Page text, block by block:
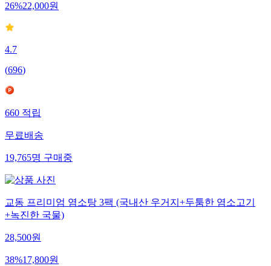
26%22,000원
4.7
(696)
660 적립
무료배송
19,765명 구매중
교동 프리미엄 염소탕 3팩 (국내산 우거지+두툼한 염소고기
+녹진한 국물)
28,500원
38%17,800원